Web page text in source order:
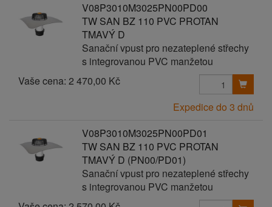
V08P3010M3025PN00PD00
TW SAN BZ 110 PVC PROTAN
TMAVÝ D
Sanační vpust pro nezateplené střechy
s integrovanou PVC manžetou
Vaše cena: 2 470,00 Kč
Expedice do 3 dnů
V08P3010M3025PN00PD01
TW SAN BZ 110 PVC PROTAN
TMAVÝ D (PN00/PD01)
Sanační vpust pro nezateplené střechy
s integrovanou PVC manžetou